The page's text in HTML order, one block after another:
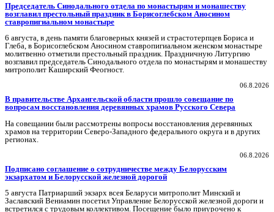
Председатель Синодального отдела по монастырям и монашеству
возглавил престольный праздник в Борисоглебском Аносином
ставропигиальном монастыре
6 августа, в день памяти благоверных князей и страстотерпцев Бориса и
Глеба, в Борисоглебском Аносином ставропигиальном женском монастыре
молитвенно отметили престольный праздник. Праздничную Литургию
возглавил председатель Синодального отдела по монастырям и монашеству
митрополит Каширский Феогност.
06.8.2026
В правительстве Архангельской области прошло совещание по
вопросам восстановления деревянных храмов Русского Севера
На совещании были рассмотрены вопросы восстановления деревянных
храмов на территории Северо-Западного федерального округа и в других
регионах.
06.8.2026
Подписано соглашение о сотрудничестве между Белорусским
экзархатом и Белорусской железной дорогой
5 августа Патриарший экзарх всея Беларуси митрополит Минский и
Заславский Вениамин посетил Управление Белорусской железной дороги и
встретился с трудовым коллективом. Посещение было приурочено к